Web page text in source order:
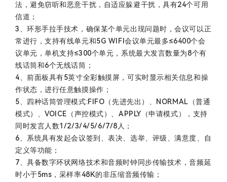
法，避免窃听和恶意干扰，自适应躲避干扰，具有24个可用
信道；
3、环形手拉手技术，确保某个单元出现问题时，会议可以正
常进行，支持有线单元和5G WIFI会议单元最多≤6400个会
议单元，单机支持≤300个单元，系统最大发言数量为8个有
线话筒和6个无线话筒；
4、前面板具有5英寸全彩触摸屏，可实时显示相关信息和操
作状态，进行任意触摸操作；
5、四种话筒管理模式:FIFO（先进先出）、NORMAL（普通
模式）、VOICE（声控模式）、APPLY（申请模式），支持
同时发言人数1/2/3/4/5/6/7/8人；
6、系统具有发起会议签到、表决、选举、评级、满意度、自
定义等功能；
7、具备数字环状网络技术和音频时钟同步传输技术，音频延
时小于5ms，采样率48K的非压缩音频传输；